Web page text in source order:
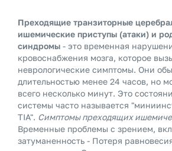
Преходящие транзиторные
ишемические приступы (атаки) и
синдромы - это временная
кровоснабжения мозга, которое
неврологические симптомы. Они
длительностью менее 24 часов, но
всего несколько минут. Это
системы часто называется
TIA". Симптомы преходящих
Временные проблемы с зрением,
затуманенность - Потеря